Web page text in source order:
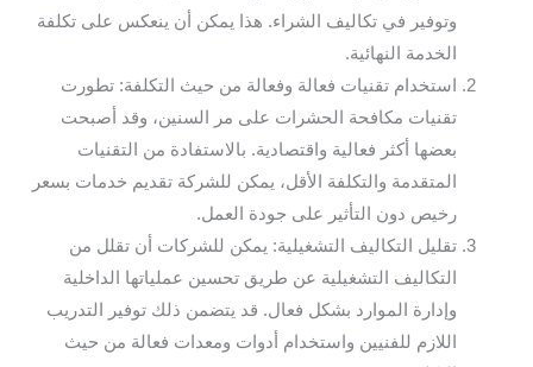
وتوفير في تكاليف الشراء. هذا يمكن أن ينعكس على تكلفة
الخدمة النهائية.
استخدام تقنيات فعالة وفعالة من حيث التكلفة: تطورت
تقنيات مكافحة الحشرات على مر السنين، وقد أصبحت
بعضها أكثر فعالية واقتصادية. بالاستفادة من التقنيات
المتقدمة والتكلفة الأقل، يمكن للشركة تقديم خدمات بسعر
رخيص دون التأثير على جودة العمل.
تقليل التكاليف التشغيلية: يمكن للشركات أن تقلل من
التكاليف التشغيلية عن طريق تحسين عملياتها الداخلية
وإدارة الموارد بشكل فعال. قد يتضمن ذلك توفير التدريب
اللازم للفنيين واستخدام أدوات ومعدات فعالة من حيث